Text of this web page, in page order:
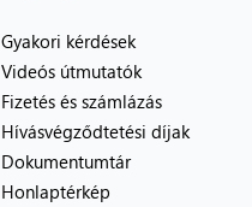
Gyakori kérdések
Videós útmutatók
Fizetés és számlázás
Hívásvégződtetési díjak
Dokumentumtár
Honlaptérkép